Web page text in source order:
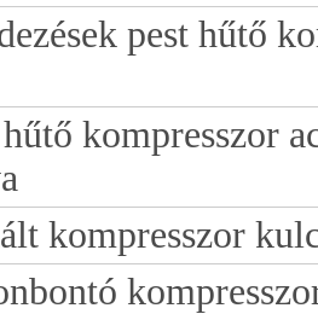
pest hűtő
kompresszor
kompresszor